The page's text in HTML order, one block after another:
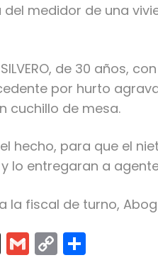
medidor de una
de 30 años,
por hurto
cuchillo de mesa.
hecho, para que el
lo entregaran a
la fiscal de turno,
X Gmail
Copy